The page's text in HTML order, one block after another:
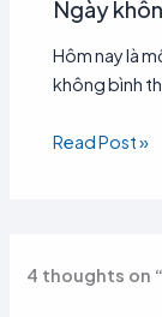
Ngày
Hôm nay là
không bình
Read Post »
4 thoughts on